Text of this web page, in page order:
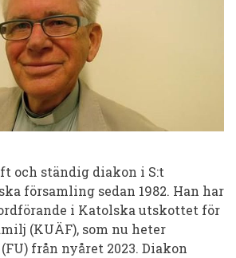
och ständig diakon i S:t
församling sedan 1982. Han har
i Katolska utskottet för
(KUÄF), som nu heter
från nyåret 2023. Diakon